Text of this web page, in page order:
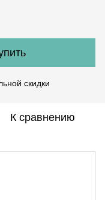
скидки
К сравнению